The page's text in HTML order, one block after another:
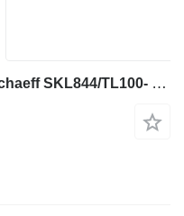
Шестеренный насос Terex Schaeff SKL844/TL100- 5100620015 - Gearpump/Zahnradpumpe для фронтального погрузчика